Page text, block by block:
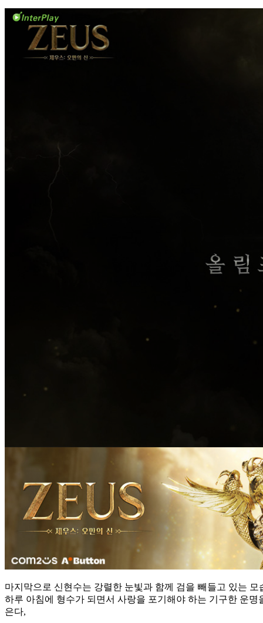
마지막으로 신현수는 강렬한 눈빛과 함께 검을 빼들고 있는
하루 아침에 형수가 되면서 사랑을 포기해야 하는 기구한 운
은다,